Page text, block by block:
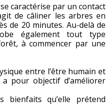
caractérise par un contact
de câliner les arbres en
de 20 minutes. Au-delà de
également tout type
à commencer par une
entre l’être humain et
pour objectif d’améliorer
bienfaits qu’elle prétend